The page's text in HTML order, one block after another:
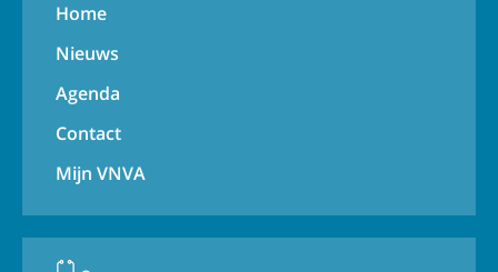
Home
Nieuws
Agenda
Contact
Mijn VNVA